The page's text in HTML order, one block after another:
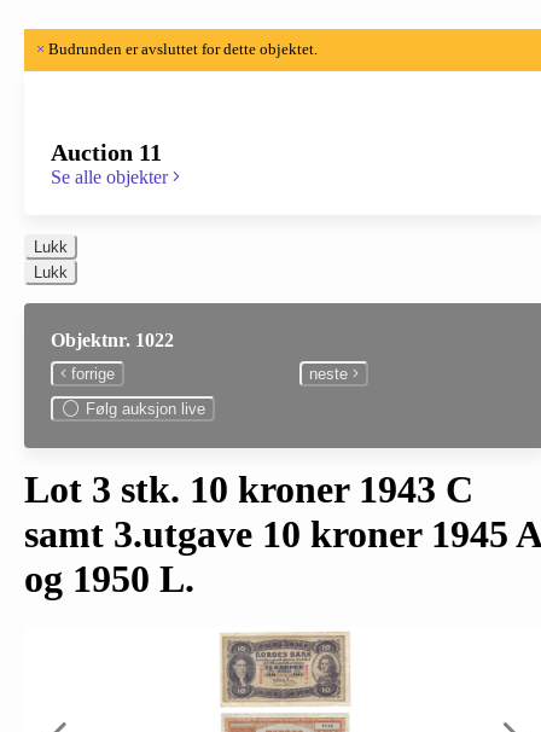
× Budrunden er avsluttet for dette objektet.
Auction 11
Se alle objekter
Lukk
Lukk
Objektnr. 1022
forrige
neste
Følg auksjon live
Lot 3 stk. 10 kroner 1943 C
samt 3.utgave 10 kroner 1945 A
og 1950 L.